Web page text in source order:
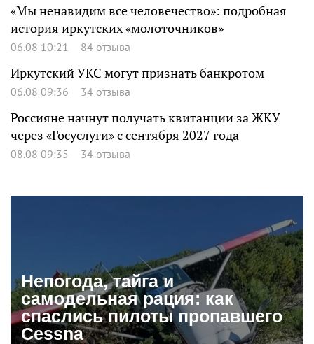
«Мы ненавидим все человечество»: подробная
история иркутских «молоточников»
06.08 10:21 84 отзыва
Иркутский УКС могут признать банкротом
06.08 09:36 34 отзыва
Россияне начнут получать квитанции за ЖКУ
через «Госуслуги» с сентября 2027 года
08.08 09:35 34 отзыва
Непогода, тайга и
самодельная рация: как
спаслись пилоты пропавшего
Cessna